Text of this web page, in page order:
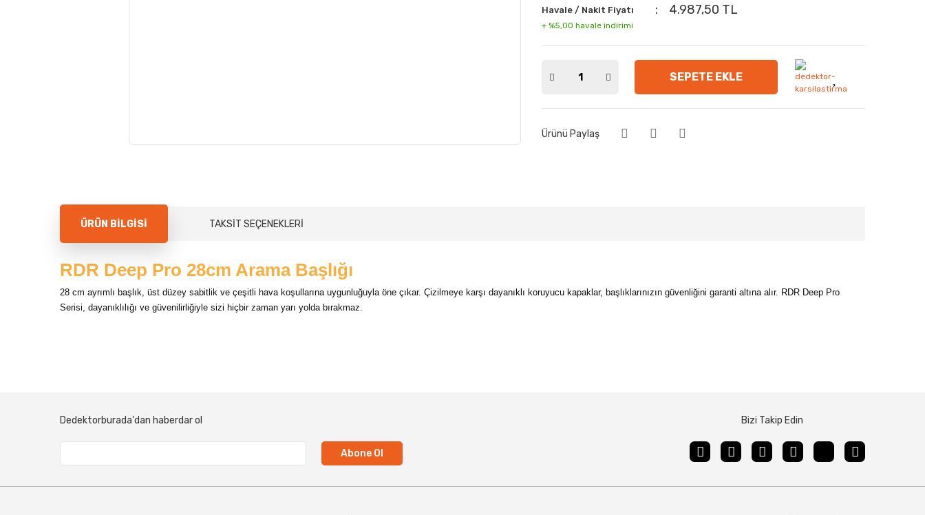
Havale / Nakit Fiyatı 4.987,50 TL
+ %5,00 havale indirimi
SEPETE EKLE
Ürünü Paylaş
ÜRÜN BILGISI TAKSIT SEÇENEKLERI
RDR Deep Pro 28cm Arama Başlığı
28 cm ayrımlı başlık, üst düzey sabitlik ve çeşitli hava koşullarına uygunluğuyla öne çıkar. Çizilmeye karşı dayanıklı koruyucu kapaklar, başlıklarınızın güvenliğini garanti altına alır. RDR Deep Pro
Serisi, dayanıklılığı ve güvenilirliğiyle sizi hiçbir zaman yarı yolda bırakmaz.
Dedektorburada'dan haberdar ol
Abone Ol
Bizi Takip Edin